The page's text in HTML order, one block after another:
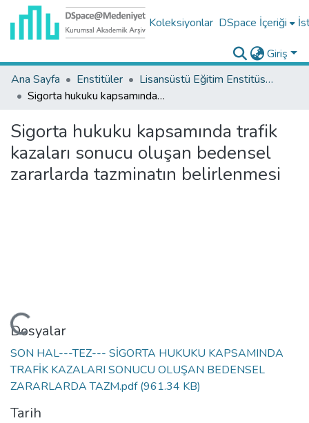
Koleksiyonlar DSpace İçeriği
Giriş
Ana Sayfa
Enstitüler
Lisansüstü Eğitim Enstitüsü Tez Koleksiyonu
Sigorta hukuku kapsamında trafik kazaları sonucu oluşan bedensel zararlarda tazminatın belirlenmesi
Sigorta hukuku kapsamında trafik
kazaları sonucu oluşan bedensel
zararlarda tazminatın belirlenmesi
Dosyalar
SON HAL---TEZ--- SİGORTA HUKUKU KAPSAMINDA
TRAFİK KAZALARI SONUCU OLUŞAN BEDENSEL
ZARARLARDA TAZM.pdf(961.34 KB)
Tarih